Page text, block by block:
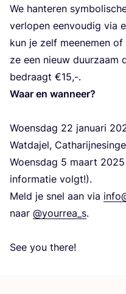
We han­te­ren
ver­lo­pen eenvo­udig via
kun je zelf meene­men
ze een nieuw duur­za­am
bedra­agt €15,-.
Waar en wanneer?
Woen­sdag 22 janu­ari
Wat­da­jel,
Woen­sdag 5 maart 2025
infor­ma­tie volgt!).
Meld je snel aan via
naar @yourrea_s.
See you there!